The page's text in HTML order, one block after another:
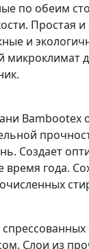
по обеим
Простая и
и
Bambootex
Создает
года.
Слои из